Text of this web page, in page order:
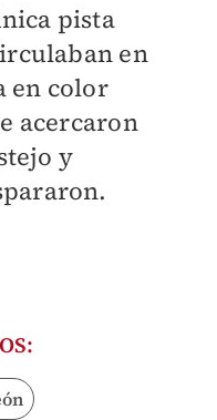
pista
en
en color
acercaron
y